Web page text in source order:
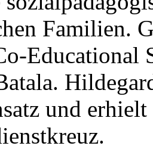
Familien.
Educational
und